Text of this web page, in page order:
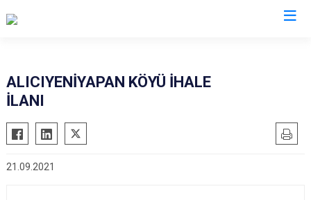
Bahşili
Balışeyh
Delice
ALICIYENİYAPAN KÖYÜ İHALE
İLANI
21.09.2021